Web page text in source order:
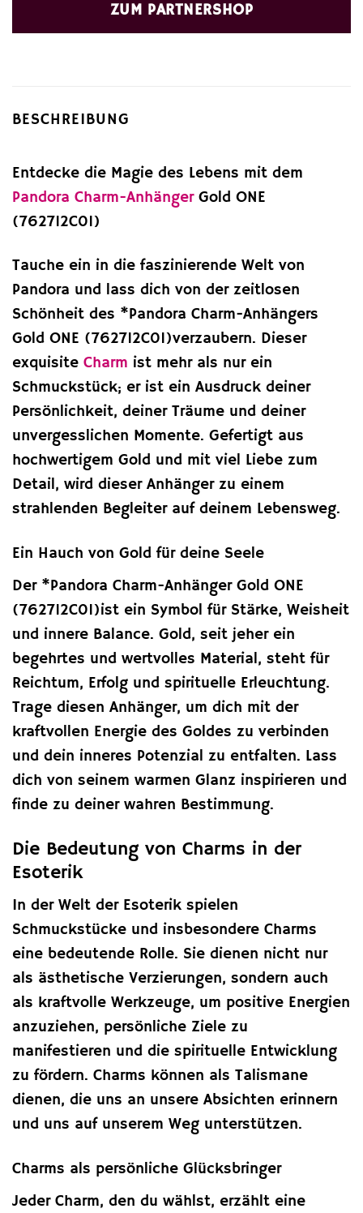
ZUM PARTNERSHOP
BESCHREIBUNG
Entdecke die Magie des Lebens mit dem
Pandora Charm-AnhängerGold ONE
(762712C01)
Tauche ein in die faszinierende Welt von
Pandora und lass dich von der zeitlosen
Schönheit des *Pandora Charm-Anhängers
Gold ONE (762712C01)verzaubern. Dieser
exquisite Charm ist mehr als nur ein
Schmuckstück; er ist ein Ausdruck deiner
Persönlichkeit, deiner Träume und deiner
unvergesslichen Momente. Gefertigt aus
hochwertigem Gold und mit viel Liebe zum
Detail, wird dieser Anhänger zu einem
strahlenden Begleiter auf deinem Lebensweg.
Ein Hauch von Gold für deine Seele
Der *Pandora Charm-Anhänger Gold ONE
(762712C01)ist ein Symbol für Stärke, Weisheit
und innere Balance. Gold, seit jeher ein
begehrtes und wertvolles Material, steht für
Reichtum, Erfolg und spirituelle Erleuchtung.
Trage diesen Anhänger, um dich mit der
kraftvollen Energie des Goldes zu verbinden
und dein inneres Potenzial zu entfalten. Lass
dich von seinem warmen Glanz inspirieren und
finde zu deiner wahren Bestimmung.
Die Bedeutung von Charms in der
Esoterik
In der Welt der Esoterik spielen
Schmuckstücke und insbesondere Charms
eine bedeutende Rolle. Sie dienen nicht nur
als ästhetische Verzierungen, sondern auch
als kraftvolle Werkzeuge, um positive Energien
anzuziehen, persönliche Ziele zu
manifestieren und die spirituelle Entwicklung
zu fördern. Charms können als Talismane
dienen, die uns an unsere Absichten erinnern
und uns auf unserem Weg unterstützen.
Charms als persönliche Glücksbringer
Jeder Charm, den du wählst, erzählt eine